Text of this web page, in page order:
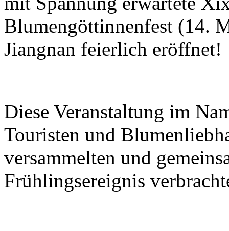
Blumengöttinnenfest (14.
Jiangnan feierlich eröffnet!
Diese Veranstaltung im
Touristen und
versammelten und
Frühlingsereignis